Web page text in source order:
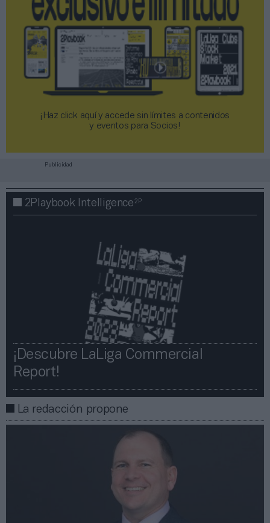
¡Haz click aquí y accede sin límites a contenidos
y eventos para Socios!​​​​​​​
Publicidad
2Playbook Intelligence2P
¡Descubre LaLiga Commercial
Report!​​
La redacción propone